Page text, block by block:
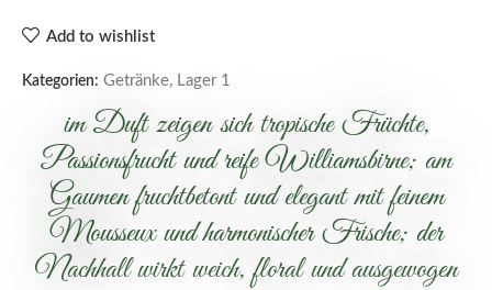
Add to wishlist
Kategorien: Getränke, Lager 1
im Duft zeigen sich tropische Früchte,
Passionsfrucht und reife Williamsbirne; am
Gaumen fruchtbetont und elegant mit feinem
Mousseux und harmonischer Frische; der
Nachhall wirkt weich, floral und ausgewogen